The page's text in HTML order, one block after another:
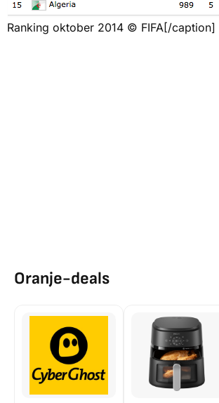
Ranking oktober 2014 © FIFA[/caption]
Oranje-deals